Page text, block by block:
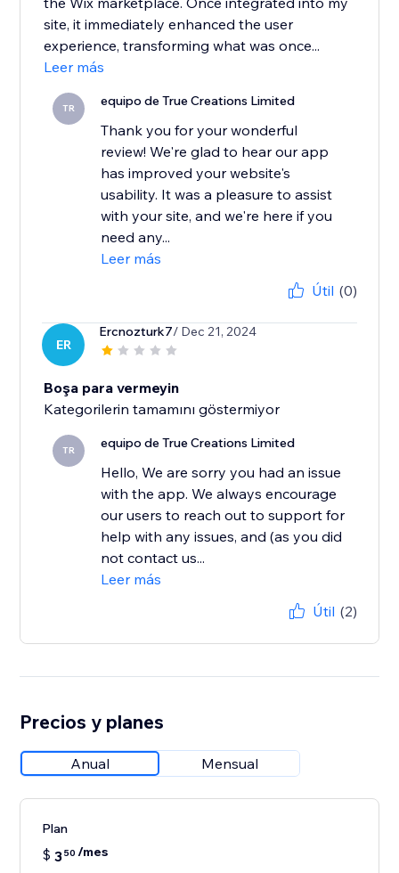
site, it immediately enhanced the user
experience, transforming what was once...
Leer más
TR equipo de True Creations Limited
Thank you for your wonderful
review! We're glad to hear our app
has improved your website's
usability. It was a pleasure to assist
with your site, and we're here if you
need any...
Leer más
Útil (0)
ER
Ercnozturk7/ Dec 21, 2024
Boşa para vermeyin
Kategorilerin tamamını göstermiyor
TR equipo de True Creations Limited
Hello, We are sorry you had an issue
with the app. We always encourage
our users to reach out to support for
help with any issues, and (as you did
not contact us...
Leer más
Útil (2)
Precios y planes
Anual Mensual
Plan
$ 350 /mes